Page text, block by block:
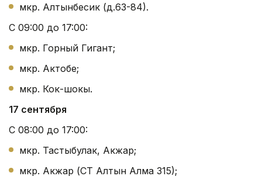
мкр. Алтынбесик (д.63-84).
С 09:00 до 17:00:
мкр. Горный Гигант;
мкр. Актобе;
мкр. Кок-шокы.
17 сентября
С 08:00 до 17:00:
мкр. Тастыбулак, Акжар;
мкр. Акжар (СТ Алтын Алма 315);